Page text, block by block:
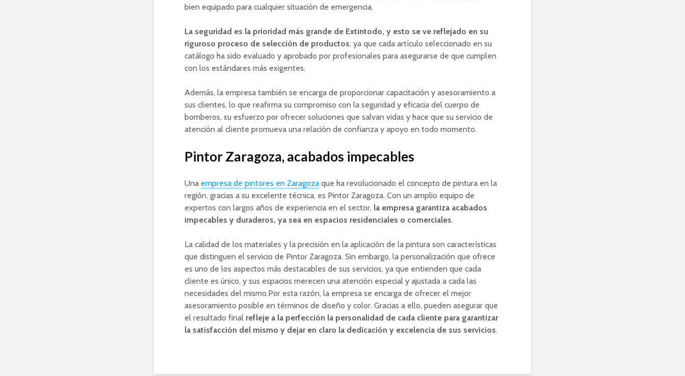
bien equipado para cualquier situación de emergencia.
La seguridad es la prioridad más grande de Extintodo, y esto se ve reflejado en su
riguroso proceso de selección de productos, ya que cada artículo seleccionado en su
catálogo ha sido evaluado y aprobado por profesionales para asegurarse de que cumplen
con los estándares más exigentes.
Además, la empresa también se encarga de proporcionar capacitación y asesoramiento a
sus clientes, lo que reafirma su compromiso con la seguridad y eficacia del cuerpo de
bomberos, su esfuerzo por ofrecer soluciones que salvan vidas y hace que su servicio de
atención al cliente promueva una relación de confianza y apoyo en todo momento.
Pintor Zaragoza, acabados impecables
Una empresa de pintores en Zaragoza que ha revolucionado el concepto de pintura en la
región, gracias a su excelente técnica, es Pintor Zaragoza. Con un amplio equipo de
expertos con largos años de experiencia en el sector, la empresa garantiza acabados
impecables y duraderos, ya sea en espacios residenciales o comerciales.
La calidad de los materiales y la precisión en la aplicación de la pintura son características
que distinguen el servicio de Pintor Zaragoza. Sin embargo, la personalización que ofrece
es uno de los aspectos más destacables de sus servicios, ya que entienden que cada
cliente es único, y sus espacios merecen una atención especial y ajustada a cada las
necesidades del mismo.Por esta razón, la empresa se encarga de ofrecer el mejor
asesoramiento posible en términos de diseño y color. Gracias a ello, pueden asegurar que
el resultado final refleje a la perfección la personalidad de cada cliente para garantizar
la satisfacción del mismo y dejar en claro la dedicación y excelencia de sus servicios.